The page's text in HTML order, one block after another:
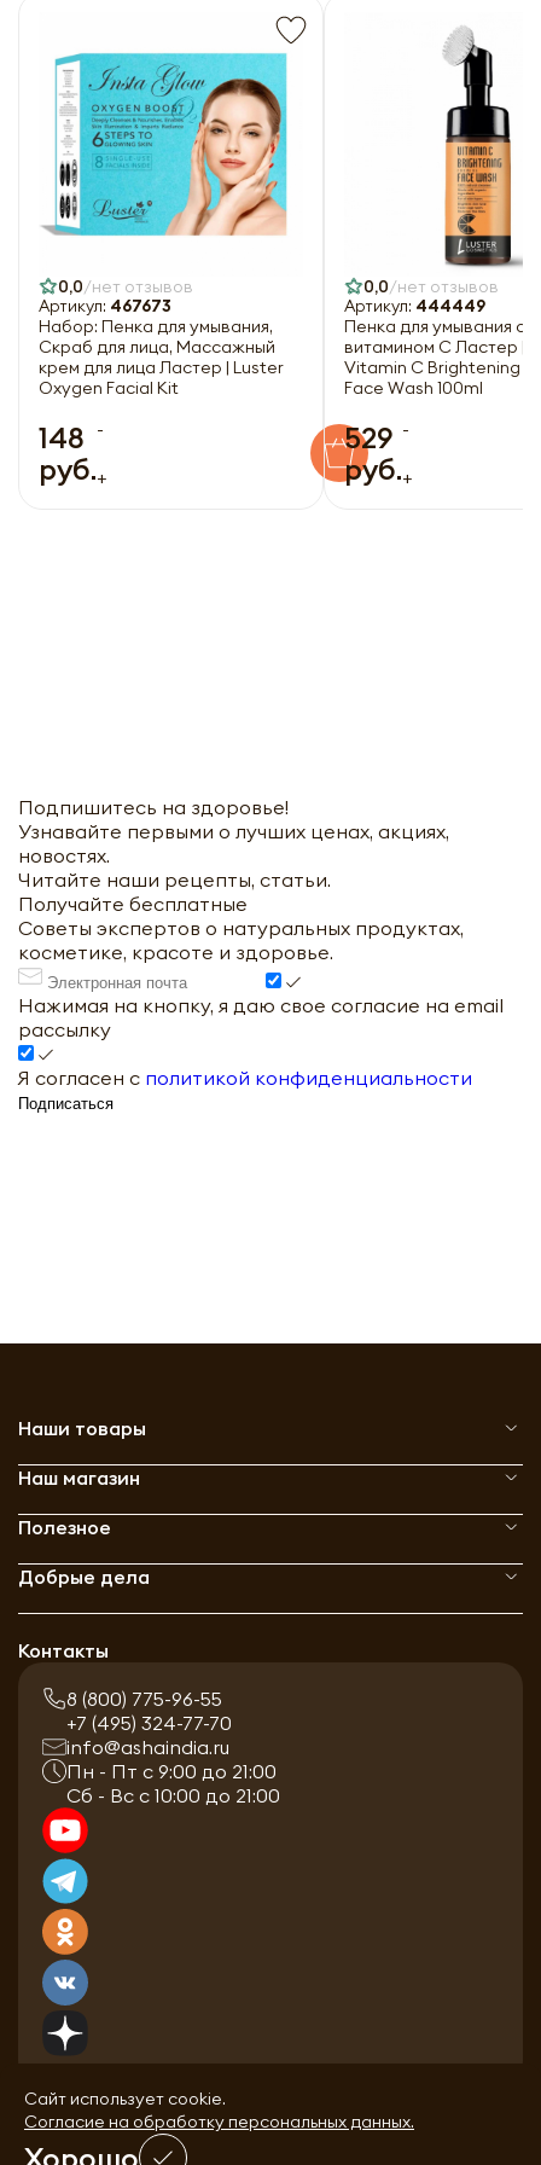
0,0 нет отзывов
Артикул: 467673
Набор: Пенка для умывания,
Скраб для лица, Массажный
крем для лица Ластер | Luster
Oxygen Facial Kit
148
руб.
-
+
0,0 нет отзывов
Артикул: 444449
Пенка для умывания с
витамином С Ластер |
Vitamin C Brightening
Face Wash 100ml
529
руб.
-
+
Подпишитесь на здоровье!
Узнавайте первыми о лучших ценах, акциях,
новостях.
Читайте наши рецепты, статьи.
Получайте бесплатные
Советы экспертов о натуральных продуктах,
косметике, красоте и здоровье.
Нажимая на кнопку, я даю свое согласие на email
рассылку
Я согласен с политикой конфиденциальности
Подписаться
Наши товары
Наш магазин
Полезное
Добрые дела
Контакты
8 (800) 775-96-55
+7 (495) 324-77-70
info@ashaindia.ru
Пн - Пт с 9:00 до 21:00
Сб - Вс с 10:00 до 21:00
Сайт использует cookie.
Согласие на обработку персональных данных.
Хорошо